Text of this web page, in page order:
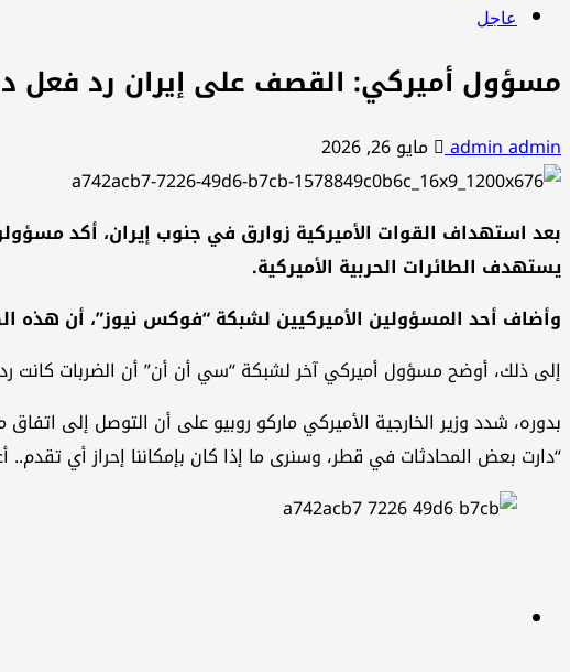
عاجل
مسؤول أميركي: القصف على إيران رد فعل
admin admin مايو 26, 2026
بعد استهداف القوات الأميركية زوارق في جنوب إيران، أكد
يستهدف الطائرات الحربية الأميركية.
وأضاف أحد المسؤولين الأميركيين لشبكة “فوكس نيوز”، أن هذه
إلى ذلك، أوضح مسؤول أميركي آخر لشبكة “سي أن أن” أن الضربات
بدوره، شدد وزير الخارجية الأميركي ماركو روبيو على أن التوصل إلى
“دارت بعض المحادثات في قطر، وسنرى ما إذا كان بإمكاننا إحراز أي